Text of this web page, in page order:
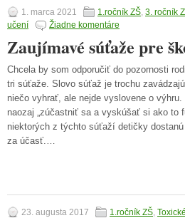
1. marca 2021 1.ročník ZŠ 3. ročník
učení
Žiadne komentáre
Zaujímavé súťaže pre
Chcela by som odporučiť do pozornosti
tri súťaže. Slovo súťaž je trochu
niečo vyhrať, ale nejde vyslovene o
naozaj „zúčastniť sa a vyskúšať si ako to
niektorých z týchto súťaží detičky
za účasť.…
23. augusta 2017 1.ročník ZŠ